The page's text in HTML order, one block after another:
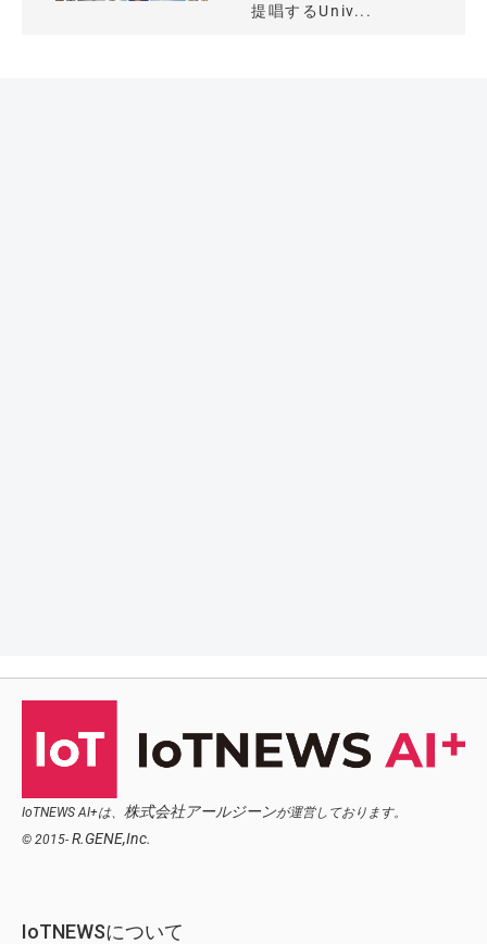
提唱するUniv...
IoTNEWS AI+は、 株式会社アールジーンが運営しております。
© 2015- R.GENE,Inc.
IoTNEWSについて